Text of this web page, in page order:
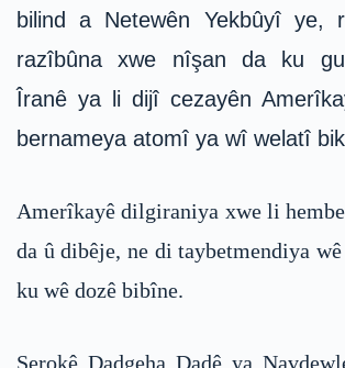
bilind a Netewên Yekbûyî ye,
razîbûna xwe nîşan da ku
Îranê ya li dijî cezayên
bernameya atomî ya wî welatî
Amerîkayê dilgiraniya xwe li
da û dibêje, ne di taybetmendiya wê
ku wê dozê bibîne.
Serokê Dadgeha Dadê ya